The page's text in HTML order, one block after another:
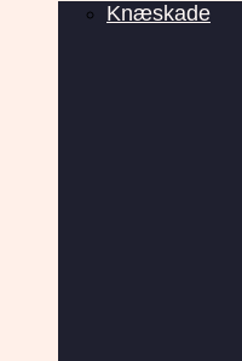
Knæskade